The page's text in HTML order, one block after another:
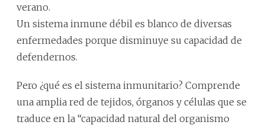
verano.
Un sistema inmune débil es blanco de diversas
enfermedades porque disminuye su capacidad de
defendernos.
Pero ¿qué es el sistema inmunitario? Comprende
una amplia red de tejidos, órganos y células que se
traduce en la “capacidad natural del organismo